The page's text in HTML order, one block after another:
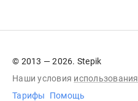
© 2013 — 2026. Stepik
Наши условия использования
Тарифы
Помощь